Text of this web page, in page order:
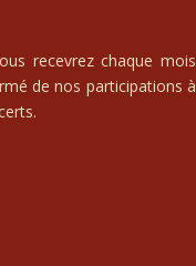
recevrez chaque mois
de nos participations à